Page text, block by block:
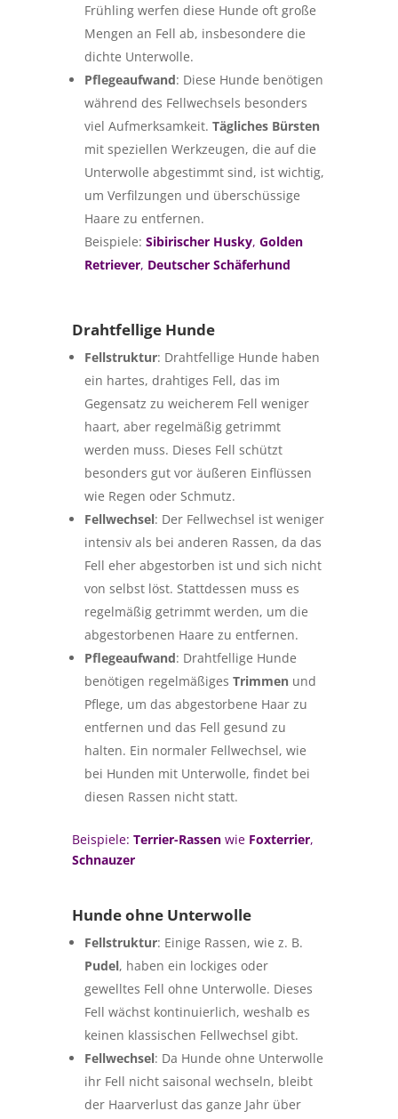
Frühling werfen diese Hunde oft große
Mengen an Fell ab, insbesondere die
dichte Unterwolle.
Pflegeaufwand: Diese Hunde benötigen
während des Fellwechsels besonders
viel Aufmerksamkeit. Tägliches Bürsten
mit speziellen Werkzeugen, die auf die
Unterwolle abgestimmt sind, ist wichtig,
um Verfilzungen und überschüssige
Haare zu entfernen.
Beispiele: Sibirischer Husky, Golden
Retriever, Deutscher Schäferhund
Drahtfellige Hunde
Fellstruktur: Drahtfellige Hunde haben
ein hartes, drahtiges Fell, das im
Gegensatz zu weicherem Fell weniger
haart, aber regelmäßig getrimmt
werden muss. Dieses Fell schützt
besonders gut vor äußeren Einflüssen
wie Regen oder Schmutz.
Fellwechsel: Der Fellwechsel ist weniger
intensiv als bei anderen Rassen, da das
Fell eher abgestorben ist und sich nicht
von selbst löst. Stattdessen muss es
regelmäßig getrimmt werden, um die
abgestorbenen Haare zu entfernen.
Pflegeaufwand: Drahtfellige Hunde
benötigen regelmäßiges Trimmenund
Pflege, um das abgestorbene Haar zu
entfernen und das Fell gesund zu
halten. Ein normaler Fellwechsel, wie
bei Hunden mit Unterwolle, findet bei
diesen Rassen nicht statt.
Beispiele: Terrier-Rassenwie Foxterrier,
Schnauzer
Hunde ohne Unterwolle
Fellstruktur: Einige Rassen, wie z. B.
Pudel, haben ein lockiges oder
gewelltes Fell ohne Unterwolle. Dieses
Fell wächst kontinuierlich, weshalb es
keinen klassischen Fellwechsel gibt.
Fellwechsel: Da Hunde ohne Unterwolle
ihr Fell nicht saisonal wechseln, bleibt
der Haarverlust das ganze Jahr über